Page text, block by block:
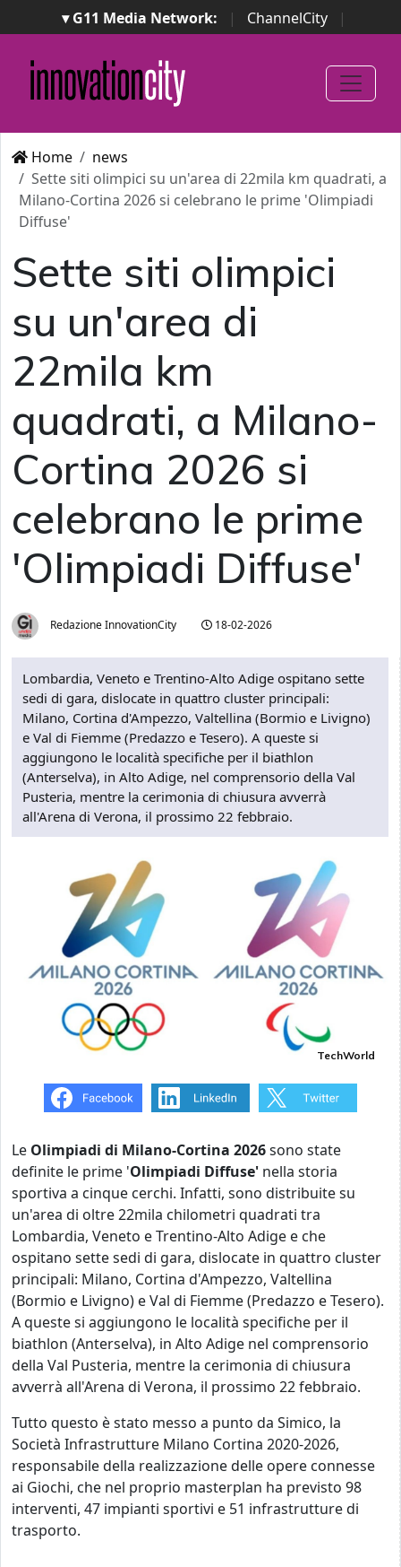
▾ G11 Media Network: | ChannelCity
|
ImpresaCity | SecurityOpenLab | Italian Channel
Awards
Italian Project Awards
Italian Security
Awards
Home
news
Sette siti olimpici su un'area di 22mila km quadrati, a
Milano-Cortina 2026 si celebrano le prime 'Olimpiadi
Diffuse'
Sette siti olimpici
su un'area di
22mila km
quadrati, a Milano-
Cortina 2026 si
celebrano le prime
'Olimpiadi Diffuse'
Redazione InnovationCity 18-02-2026
Lombardia, Veneto e Trentino-Alto Adige ospitano sette
sedi di gara, dislocate in quattro cluster principali:
Milano, Cortina d'Ampezzo, Valtellina (Bormio e Livigno)
e Val di Fiemme (Predazzo e Tesero). A queste si
aggiungono le località specifiche per il biathlon
(Anterselva), in Alto Adige, nel comprensorio della Val
Pusteria, mentre la cerimonia di chiusura avverrà
all'Arena di Verona, il prossimo 22 febbraio.
TechWorld
Le Olimpiadi di Milano-Cortina 2026sono state
definite le prime 'Olimpiadi Diffuse' nella storia
sportiva a cinque cerchi. Infatti, sono distribuite su
un'area di oltre 22mila chilometri quadrati tra
Lombardia, Veneto e Trentino-Alto Adige e che
ospitano sette sedi di gara, dislocate in quattro cluster
principali: Milano, Cortina d'Ampezzo, Valtellina
(Bormio e Livigno) e Val di Fiemme (Predazzo e Tesero).
A queste si aggiungono le località specifiche per il
biathlon (Anterselva), in Alto Adige nel comprensorio
della Val Pusteria, mentre la cerimonia di chiusura
avverrà all'Arena di Verona, il prossimo 22 febbraio.
Tutto questo è stato messo a punto da Simico, la
Società Infrastrutture Milano Cortina 2020-2026,
responsabile della realizzazione delle opere connesse
ai Giochi, che nel proprio masterplan ha previsto 98
interventi, 47 impianti sportivi e 51 infrastrutture di
trasporto.